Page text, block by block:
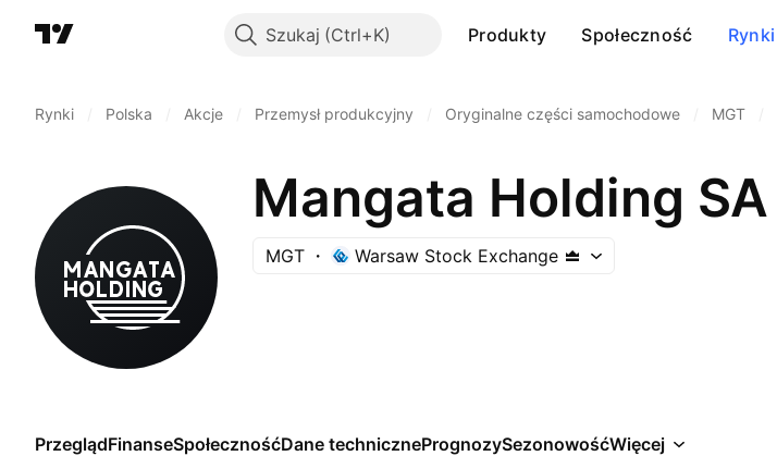
Szukaj Produkty Społeczność Rynki
Rynki Polska Akcje Przemysł produkcyjny Oryginalne części samochodowe MGT
Mangata Holding SA
MGT Warsaw Stock Exchange
PrzeglądFinanseSpołecznośćDane technicznePrognozySezonowośćWięcej